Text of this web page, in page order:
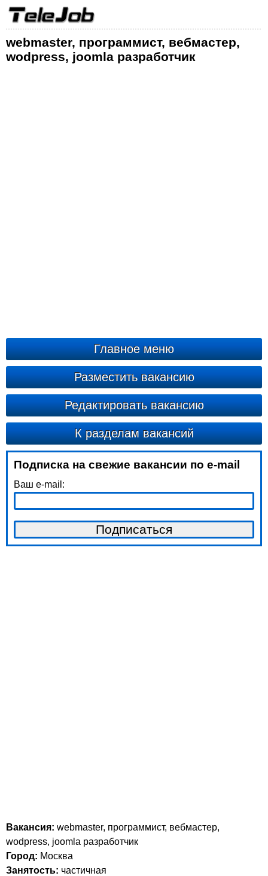
webmaster, программист, вебмастер,
wodpress, joomla разработчик
Главное меню
Разместить вакансию
Редактировать вакансию
К разделам вакансий
Подписка на свежие вакансии по e-mail
Ваш e-mail:
Вакансия: webmaster, программист, вебмастер,
wodpress, joomla разработчик
Город: Москва
Занятость: частичная